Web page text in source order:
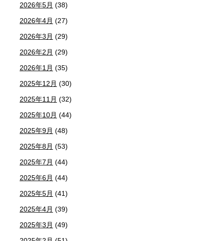
2026年5月 (38)
2026年4月 (27)
2026年3月 (29)
2026年2月 (29)
2026年1月 (35)
2025年12月 (30)
2025年11月 (32)
2025年10月 (44)
2025年9月 (48)
2025年8月 (53)
2025年7月 (44)
2025年6月 (44)
2025年5月 (41)
2025年4月 (39)
2025年3月 (49)